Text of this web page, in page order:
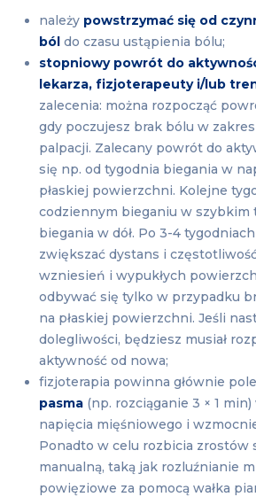
należy powstrzymać się od
ból do czasu ustąpienia bólu;
stopniowy powrót do
lekarza, fizjoterapeuty i/lub
zalecenia: można rozpocząć
gdy poczujesz brak bólu w
palpacji. Zalecany powrót do
się np. od tygodnia biegania w
płaskiej powierzchni. Kolejne
codziennym bieganiu w szybkim
biegania w dół. Po 3-4
zwiększać dystans i
wzniesień i wypukłych
odbywać się tylko w przypadku
na płaskiej powierzchni. Jeśli
dolegliwości, będziesz musiał
aktywność od nowa;
fizjoterapia powinna głównie
pasma (np. rozciąganie 3 × 1
napięcia mięśniowego i
Ponadto w celu rozbicia zrostów
manualną, taką jak rozluźnianie
powięziowe za pomocą wałka